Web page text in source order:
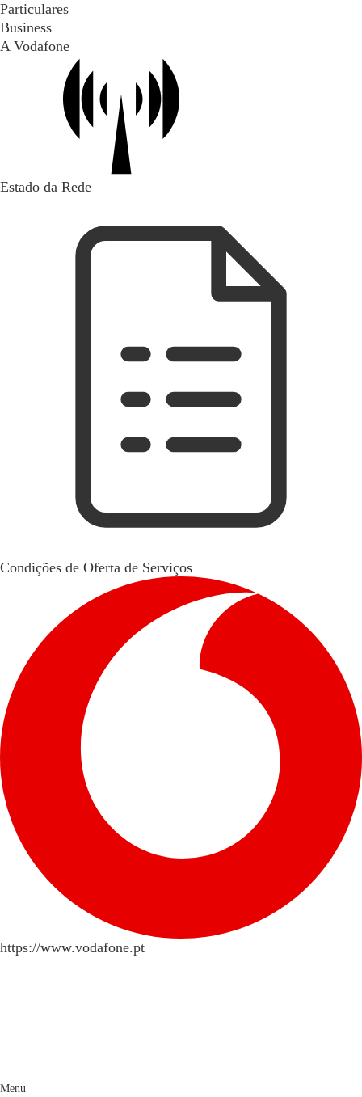
Particulares
Business
A Vodafone
Estado da Rede
Condições de Oferta de Serviços
https://www.vodafone.pt
Menu